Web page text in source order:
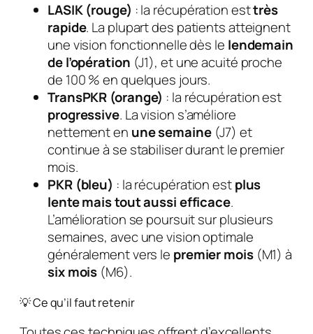
LASIK (rouge) : la récupération esttrès
rapide. La plupart des patients atteignent
une vision fonctionnelle dès le lendemain
de l’opération (J1), et une acuité proche
de 100 % en quelques jours.
TransPKR (orange) : la récupération est
progressive. La vision s’améliore
nettement en une semaine(J7) et
continue à se stabiliser durant le premier
mois.
PKR (bleu) : la récupération estplus
lente mais tout aussi efficace.
L’amélioration se poursuit sur plusieurs
semaines, avec une vision optimale
généralement vers le premier mois(M1) à
six mois (M6).
💡 Ce qu’il faut retenir